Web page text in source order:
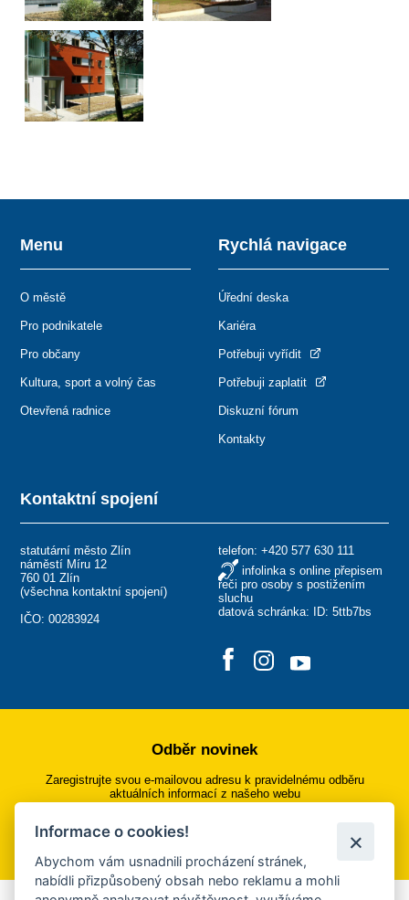
Kontaktní spojení
statutární město Zlín
náměstí Míru 12
760 01 Zlín
(všechna kontaktní spojení)
IČO: 00283924
telefon: +420 577 630 111
infolinka s online přepisem
řeči pro osoby s postižením
sluchu
datová schránka: ID: 5ttb7bs
Menu
O městě
Pro podnikatele
Pro občany
Kultura, sport a volný čas
Otevřená radnice
Rychlá navigace
Úřední deska
Kariéra
Potřebuji vyřídit
Potřebuji zaplatit
Diskuzní fórum
Kontakty
Odběr novinek
Zaregistrujte svou e-mailovou adresu k pravidelnému odběru
aktuálních informací z našeho webu
Přihlásit se k odběru
Informace o cookies!
Abychom vám usnadnili procházení stránek,
nabídli přizpůsobený obsah nebo reklamu a mohli